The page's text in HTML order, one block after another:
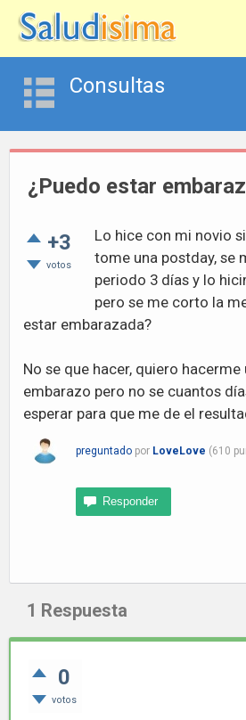
Consultas
¿Puedo estar
+3
votos
Lo hice con mi novio
tome una postday, se
periodo 3 días y lo
pero se me corto la
estar embarazada?
No se que hacer, quiero hacerme
embarazo pero no se cuantos
esperar para que me de el
preguntado por LoveLove (610
1 Respuesta
0
votos